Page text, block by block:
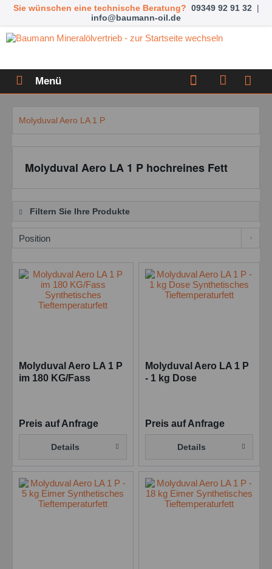
Sie wünschen eine technische Beratung? 09349 92 91 32 |
info@baumann-oil.de
Menü
Molyduval Aero LA 1 P
Molyduval Aero LA 1 P hochreines Fett
Filtern Sie Ihre Produkte
Molyduval Aero LA 1 P
im 180 KG/Fass
Preis auf Anfrage
Details
Molyduval Aero LA 1 P
- 1 kg Dose
Preis auf Anfrage
Details